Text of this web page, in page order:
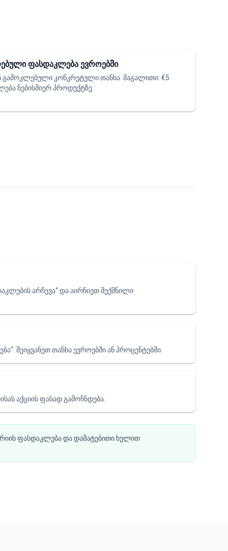
ფასდაკლება ევროებში
გამოკლებული კონკრეტული თანხა. მაგალითი: €5
ნებისმიერ პროდუქტზე.
არჩევა“ და აირჩიეთ შექმნილი
შეიყვანეთ თანხა ევროებში ან პროცენტებში.
აქციის ფასად გამოჩნდება.
ფასდაკლება და დამატებითი ხელით